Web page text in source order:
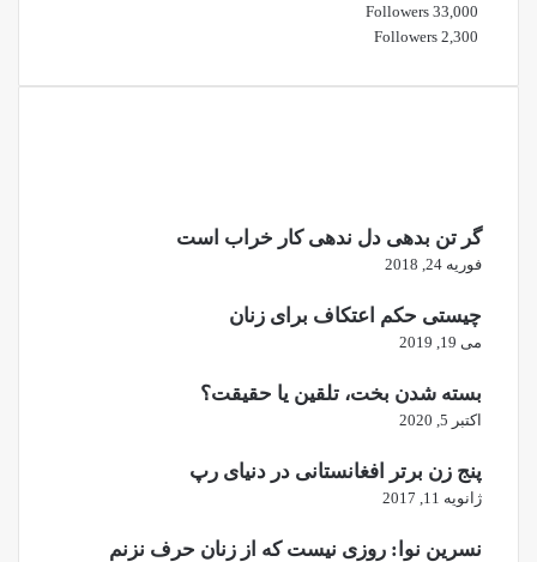
33,000
Followers
2,300
Followers
گر تن بدهی دل ندهی کار خراب است
فوریه 24, 2018
چیستی حکم اعتکاف برای زنان
می 19, 2019
بسته شدن بخت، تلقین یا حقیقت؟
اکتبر 5, 2020
پنج زن برتر افغانستانی در دنیای رپ
ژانویه 11, 2017
نسرین نوا: روزی نیست که از زنان حرف نزنم